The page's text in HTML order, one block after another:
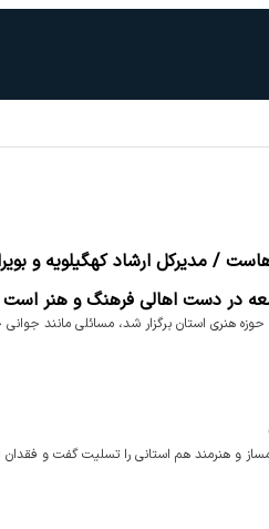
/ مدیرکل ارشاد کهگیلویه و
در دست اهالی فرهنگ و هنر است
هنری استان برگزار شد، مسائلی مانند
و هنرمند هم استانی را تسلیت گفت و فقدان